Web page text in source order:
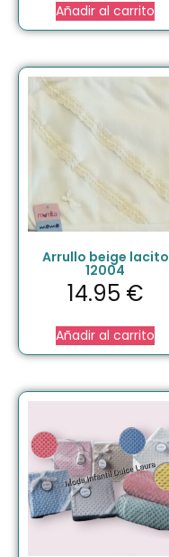
Añadir al carrito
Arrullo beige lacito
12004
14.95 €
Añadir al carrito